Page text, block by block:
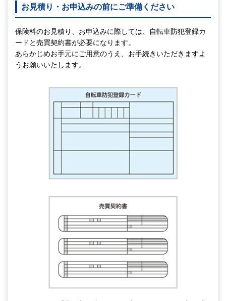
お見積り・お申込みの前にご準備ください
保険料のお見積り、お申込みに際しては、自転車防犯登録カ
ードと売買契約書が必要になります。
あらかじめお手元にご用意のうえ、お手続きいただきますよ
うお願いいたします。